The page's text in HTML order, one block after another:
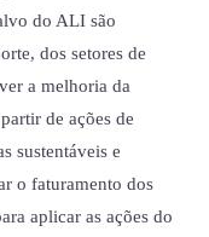
do ALI são
dos setores de
a melhoria da
de ações de
sustentáveis e
o faturamento dos
aplicar as ações do